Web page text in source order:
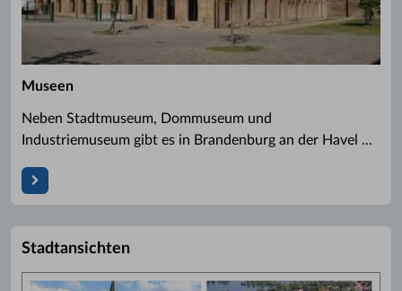
Museen
Neben Stadtmuseum, Dommuseum und
Industriemuseum gibt es in Brandenburg an der Havel ...
Stadtansichten